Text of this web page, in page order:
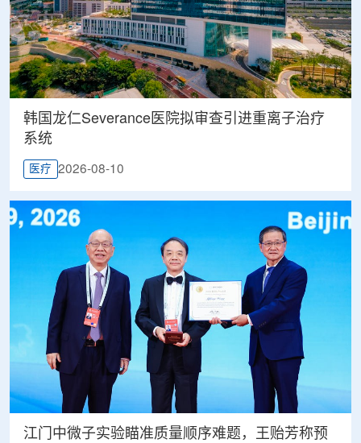
韩国龙仁Severance医院拟审查引进重离子治疗
系统
医疗 2026-08-10
江门中微子实验瞄准质量顺序难题，王贻芳称预